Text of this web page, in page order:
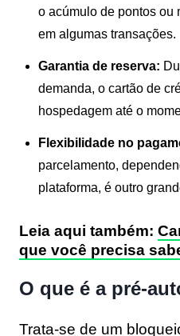
o acúmulo de pontos ou
em algumas transações.
Garantia de reserva:
demanda, o cartão de
hospedagem até o
Flexibilidade no
parcelamento,
plataforma, é outro
Leia aqui também:
que você precisa
O que é a pré-
Trata-se de um